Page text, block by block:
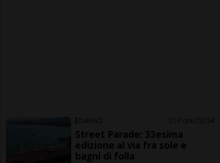
ZURIGO 10 ore 5 54
Street Parade: 33esima
edizione al via fra sole e
bagni di folla